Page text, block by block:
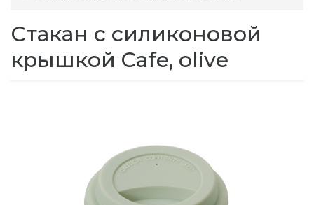
Стакан с силиконовой
крышкой Cafe, olive